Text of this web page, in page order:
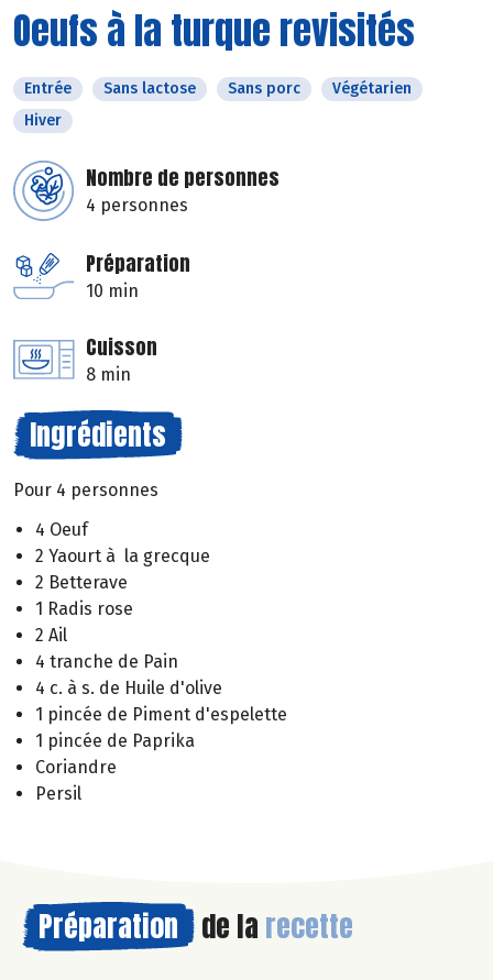
Oeufs à la turque revisités
Entrée Sans lactose Sans porc
Végétarien
Hiver
Nombre de personnes
4 personnes
Préparation
10 min
Cuisson
8 min
Ingrédients
Pour 4 personnes
4 Oeuf
2 Yaourt à la grecque
2 Betterave
1 Radis rose
2 Ail
4 tranche de Pain
4 c. à s. de Huile d'olive
1 pincée de Piment d'espelette
1 pincée de Paprika
Coriandre
Persil
Préparation de la recette